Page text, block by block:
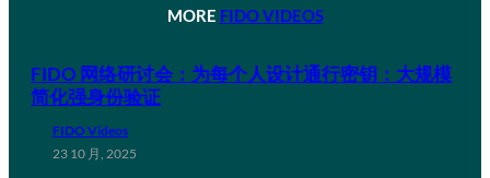
MORE FIDO VIDEOS
FIDO 网络研讨会：为每个人设计通行密钥：大规模
简化强身份验证
FIDO Videos
23 10 月, 2025